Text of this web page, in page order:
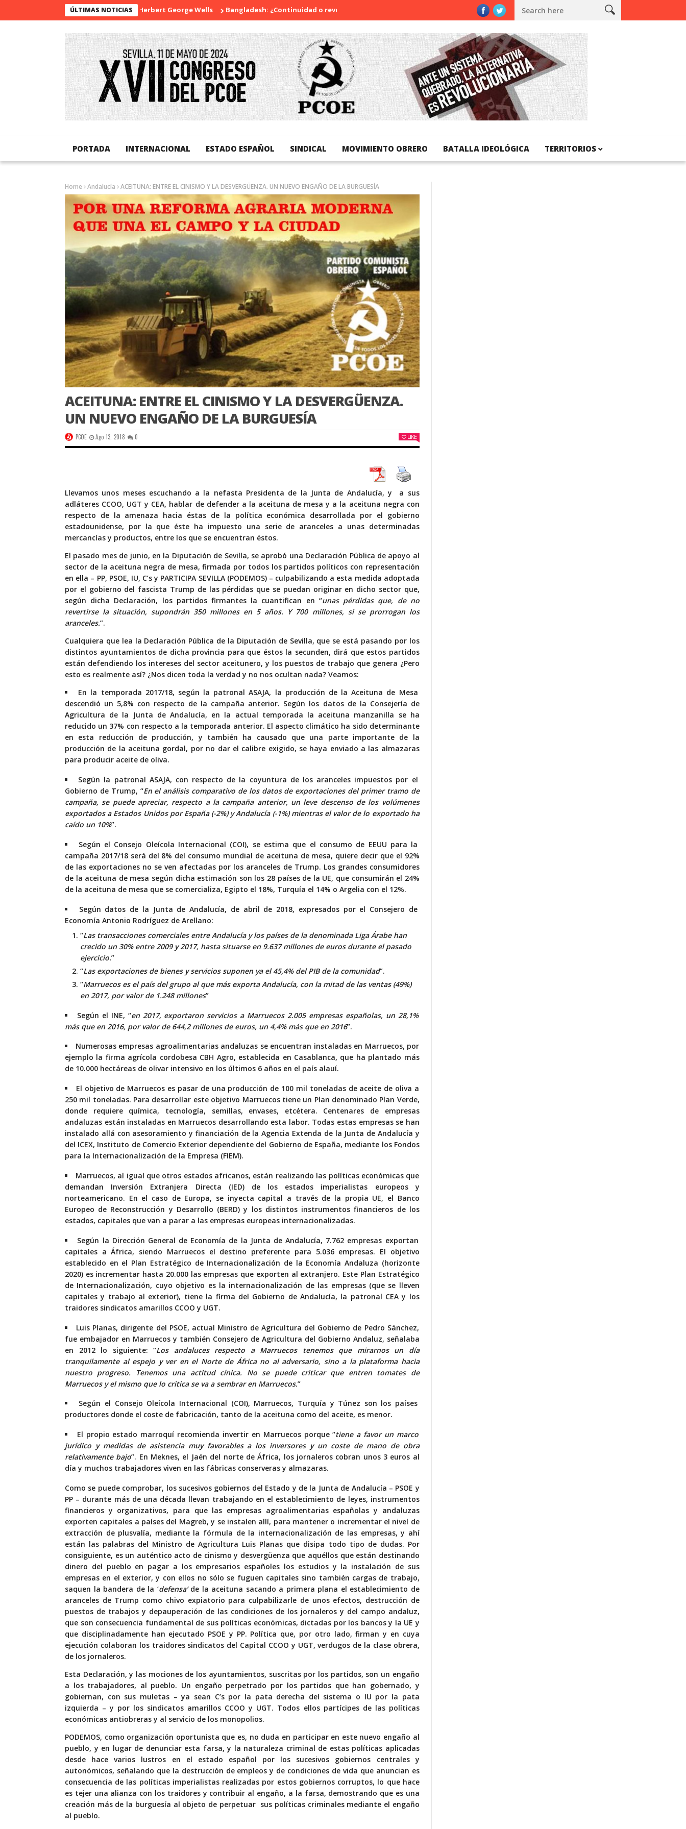
ÚLTIMAS NOTICIAS
La sorpresa de Herbert George Wells Bangladesh: ¿Continuidad o revolución?
PORTADA INTERNACIONAL ESTADO ESPAÑOL SINDICAL MOVIMIENTO OBRERO BATALLA IDEOLÓGICA TERRITORIOS
Home Andalucía ACEITUNA: ENTRE EL CINISMO Y LA DESVERGÜENZA. UN NUEVO ENGAÑO DE LA BURGUESÍA
ACEITUNA: ENTRE EL CINISMO Y LA DESVERGÜENZA.
UN NUEVO ENGAÑO DE LA BURGUESÍA
PCOE Ago 13, 2018 0 LIKE
Llevamos unos meses escuchando a la nefasta Presidenta de la Junta de Andalucía, y a sus
adláteres CCOO, UGT y CEA, hablar de defender a la aceituna de mesa y a la aceituna negra con
respecto de la amenaza hacia éstas de la política económica desarrollada por el gobierno
estadounidense, por la que éste ha impuesto una serie de aranceles a unas determinadas
mercancías y productos, entre los que se encuentran éstos.
El pasado mes de junio, en la Diputación de Sevilla, se aprobó una Declaración Pública de apoyo al
sector de la aceituna negra de mesa, firmada por todos los partidos políticos con representación
en ella – PP, PSOE, IU, C’s y PARTICIPA SEVILLA (PODEMOS) – culpabilizando a esta medida adoptada
por el gobierno del fascista Trump de las pérdidas que se puedan originar en dicho sector que,
según dicha Declaración, los partidos firmantes la cuantifican en “unas pérdidas que, de no
revertirse la situación, supondrán 350 millones en 5 años. Y 700 millones, si se prorrogan los
aranceles.”.
Cualquiera que lea la Declaración Pública de la Diputación de Sevilla, que se está pasando por los
distintos ayuntamientos de dicha provincia para que éstos la secunden, dirá que estos partidos
están defendiendo los intereses del sector aceitunero, y los puestos de trabajo que genera ¿Pero
esto es realmente así? ¿Nos dicen toda la verdad y no nos ocultan nada? Veamos:
En la temporada 2017/18, según la patronal ASAJA, la producción de la Aceituna de Mesa
descendió un 5,8% con respecto de la campaña anterior. Según los datos de la Consejería de
Agricultura de la Junta de Andalucía, en la actual temporada la aceituna manzanilla se ha
reducido un 37% con respecto a la temporada anterior. El aspecto climático ha sido determinante
en esta reducción de producción, y también ha causado que una parte importante de la
producción de la aceituna gordal, por no dar el calibre exigido, se haya enviado a las almazaras
para producir aceite de oliva.
Según la patronal ASAJA, con respecto de la coyuntura de los aranceles impuestos por el
Gobierno de Trump, “En el análisis comparativo de los datos de exportaciones del primer tramo de
campaña, se puede apreciar, respecto a la campaña anterior, un leve descenso de los volúmenes
exportados a Estados Unidos por España (-2%) y Andalucía (-1%) mientras el valor de lo exportado ha
caído un 10%”.
Según el Consejo Oleícola Internacional (COI), se estima que el consumo de EEUU para la
campaña 2017/18 será del 8% del consumo mundial de aceituna de mesa, quiere decir que el 92%
de las exportaciones no se ven afectadas por los aranceles de Trump. Los grandes consumidores
de la aceituna de mesa según dicha estimación son los 28 países de la UE, que consumirán el 24%
de la aceituna de mesa que se comercializa, Egipto el 18%, Turquía el 14% o Argelia con el 12%.
Según datos de la Junta de Andalucía, de abril de 2018, expresados por el Consejero de
Economía Antonio Rodríguez de Arellano:
“Las transacciones comerciales entre Andalucía y los países de la denominada Liga Árabe han
crecido un 30% entre 2009 y 2017, hasta situarse en 9.637 millones de euros durante el pasado
ejercicio.”
“Las exportaciones de bienes y servicios suponen ya el 45,4% del PIB de la comunidad”.
“Marruecos es el país del grupo al que más exporta Andalucía, con la mitad de las ventas (49%)
en 2017, por valor de 1.248 millones”
Según el INE, “en 2017, exportaron servicios a Marruecos 2.005 empresas españolas, un 28,1%
más que en 2016, por valor de 644,2 millones de euros, un 4,4% más que en 2016”.
Numerosas empresas agroalimentarias andaluzas se encuentran instaladas en Marruecos, por
ejemplo la firma agrícola cordobesa CBH Agro, establecida en Casablanca, que ha plantado más
de 10.000 hectáreas de olivar intensivo en los últimos 6 años en el país alauí.
El objetivo de Marruecos es pasar de una producción de 100 mil toneladas de aceite de oliva a
250 mil toneladas. Para desarrollar este objetivo Marruecos tiene un Plan denominado Plan Verde,
donde requiere química, tecnología, semillas, envases, etcétera. Centenares de empresas
andaluzas están instaladas en Marruecos desarrollando esta labor. Todas estas empresas se han
instalado allá con asesoramiento y financiación de la Agencia Extenda de la Junta de Andalucía y
del ICEX, Instituto de Comercio Exterior dependiente del Gobierno de España, mediante los Fondos
para la Internacionalización de la Empresa (FIEM).
Marruecos, al igual que otros estados africanos, están realizando las políticas económicas que
demandan Inversión Extranjera Directa (IED) de los estados imperialistas europeos y
norteamericano. En el caso de Europa, se inyecta capital a través de la propia UE, el Banco
Europeo de Reconstrucción y Desarrollo (BERD) y los distintos instrumentos financieros de los
estados, capitales que van a parar a las empresas europeas internacionalizadas.
Según la Dirección General de Economía de la Junta de Andalucía, 7.762 empresas exportan
capitales a África, siendo Marruecos el destino preferente para 5.036 empresas. El objetivo
establecido en el Plan Estratégico de Internacionalización de la Economía Andaluza (horizonte
2020) es incrementar hasta 20.000 las empresas que exporten al extranjero. Este Plan Estratégico
de Internacionalización, cuyo objetivo es la internacionalización de las empresas (que se lleven
capitales y trabajo al exterior), tiene la firma del Gobierno de Andalucía, la patronal CEA y los
traidores sindicatos amarillos CCOO y UGT.
Luis Planas, dirigente del PSOE, actual Ministro de Agricultura del Gobierno de Pedro Sánchez,
fue embajador en Marruecos y también Consejero de Agricultura del Gobierno Andaluz, señalaba
en 2012 lo siguiente: “Los andaluces respecto a Marruecos tenemos que mirarnos un día
tranquilamente al espejo y ver en el Norte de África no al adversario, sino a la plataforma hacia
nuestro progreso. Tenemos una actitud cínica. No se puede criticar que entren tomates de
Marruecos y el mismo que lo critica se va a sembrar en Marruecos.”
Según el Consejo Oleícola Internacional (COI), Marruecos, Turquía y Túnez son los países
productores donde el coste de fabricación, tanto de la aceituna como del aceite, es menor.
El propio estado marroquí recomienda invertir en Marruecos porque “tiene a favor un marco
jurídico y medidas de asistencia muy favorables a los inversores y un coste de mano de obra
relativamente bajo”. En Meknes, el Jaén del norte de África, los jornaleros cobran unos 3 euros al
día y muchos trabajadores viven en las fábricas conserveras y almazaras.
Como se puede comprobar, los sucesivos gobiernos del Estado y de la Junta de Andalucía – PSOE y
PP – durante más de una década llevan trabajando en el establecimiento de leyes, instrumentos
financieros y organizativos, para que las empresas agroalimentarias españolas y andaluzas
exporten capitales a países del Magreb, y se instalen allí, para mantener o incrementar el nivel de
extracción de plusvalía, mediante la fórmula de la internacionalización de las empresas, y ahí
están las palabras del Ministro de Agricultura Luis Planas que disipa todo tipo de dudas. Por
consiguiente, es un auténtico acto de cinismo y desvergüenza que aquéllos que están destinando
dinero del pueblo en pagar a los empresarios españoles los estudios y la instalación de sus
empresas en el exterior, y con ellos no sólo se fuguen capitales sino también cargas de trabajo,
saquen la bandera de la ‘defensa’de la aceituna sacando a primera plana el establecimiento de
aranceles de Trump como chivo expiatorio para culpabilizarle de unos efectos, destrucción de
puestos de trabajos y depauperación de las condiciones de los jornaleros y del campo andaluz,
que son consecuencia fundamental de sus políticas económicas, dictadas por los bancos y la UE y
que disciplinadamente han ejecutado PSOE y PP. Política que, por otro lado, firman y en cuya
ejecución colaboran los traidores sindicatos del Capital CCOO y UGT, verdugos de la clase obrera,
de los jornaleros.
Esta Declaración, y las mociones de los ayuntamientos, suscritas por los partidos, son un engaño
a los trabajadores, al pueblo. Un engaño perpetrado por los partidos que han gobernado, y
gobiernan, con sus muletas – ya sean C’s por la pata derecha del sistema o IU por la pata
izquierda – y por los sindicatos amarillos CCOO y UGT. Todos ellos partícipes de las políticas
económicas antiobreras y al servicio de los monopolios.
PODEMOS, como organización oportunista que es, no duda en participar en este nuevo engaño al
pueblo, y en lugar de denunciar esta farsa, y la naturaleza criminal de estas políticas aplicadas
desde hace varios lustros en el estado español por los sucesivos gobiernos centrales y
autonómicos, señalando que la destrucción de empleos y de condiciones de vida que anuncian es
consecuencia de las políticas imperialistas realizadas por estos gobiernos corruptos, lo que hace
es tejer una alianza con los traidores y contribuir al engaño, a la farsa, demostrando que es una
creación más de la burguesía al objeto de perpetuar sus políticas criminales mediante el engaño
al pueblo.